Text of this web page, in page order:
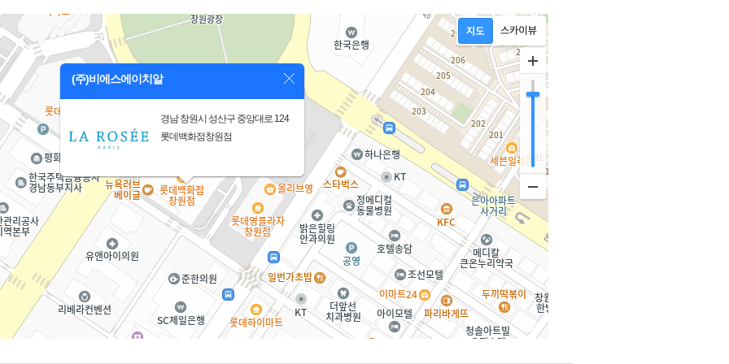
(주)비에스에이치알
경남 창원시 성산구 중앙대로 124
롯데백화점창원점